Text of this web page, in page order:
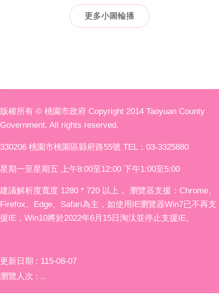
更多小圖輪播
:::
版權所有 © 桃園市政府 Copyright 2014 Taoyuan County
Government. All rights reserved.
330206 桃園市桃園區縣府路55號 TEL：03-3325880
星期一至星期五 上午8:00至12:00 下午1:00至5:00
建議解析度寬度 1280 * 720 以上， 瀏覽器支援：Chrome、
Firefox、Edge、Safari為主，如使用IE瀏覽器Win7已不再支
援IE，Win10將於2022年6月15日淘汰並停止支援IE。
更新日期
115-08-07
瀏覽人次
..